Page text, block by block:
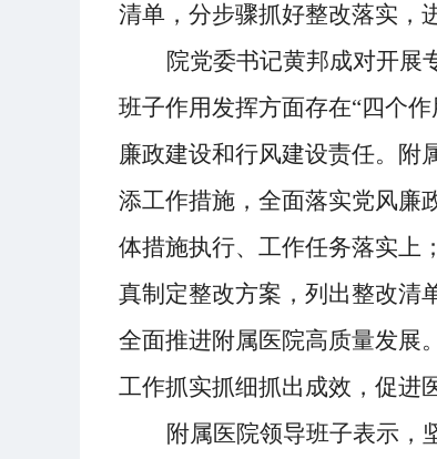
清单，分步骤抓好整改落实 ，
院党委书记黄邦成对开展
班子作用发挥方面存在“四个
廉政建设和行风建设责任。 附
添工作措施，全面落实党风廉
体措施执行、 工作任务落实上；
真制定整改方案 ， 列出整改清
全面推进附属医院高质量发展。
工作抓实抓细抓出成效 ， 促进
附属医院领导班子表示，